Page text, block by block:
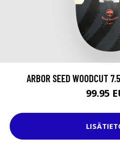
ARBOR SEED WOODCUT
99.95